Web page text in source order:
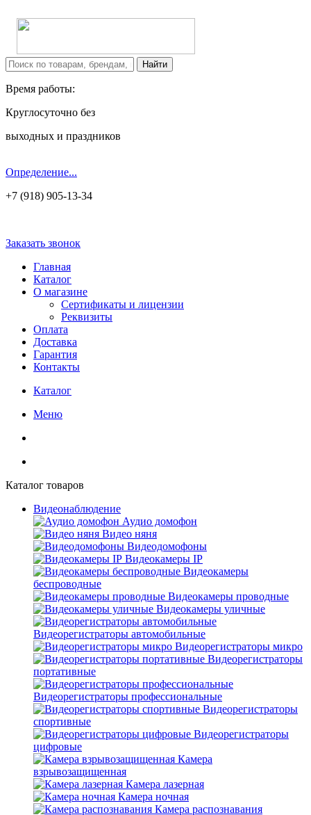
Время работы:
Круглосуточно без
выходных и праздников
Определение...
+7 (918) 905-13-34
Заказать звонок
Главная
Каталог
О магазине
Сертификаты и лицензии
Реквизиты
Оплата
Доставка
Гарантия
Контакты
Каталог
Меню
Каталог товаров
Видеонаблюдение
Аудио домофон
Видео няня
Видеодомофоны
Видеокамеры IP
Видеокамеры
беспроводные
Видеокамеры проводные
Видеокамеры уличные
Видеорегистраторы автомобильные
Видеорегистраторы микро
Видеорегистраторы
портативные
Видеорегистраторы профессиональные
Видеорегистраторы
спортивные
Видеорегистраторы
цифровые
Камера
взрывозащищенная
Камера лазерная
Камера ночная
Камера распознавания